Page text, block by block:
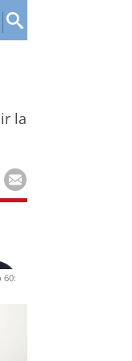
la
60: